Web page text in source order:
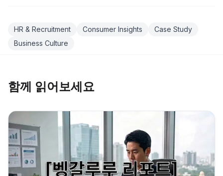
HR & Recruitment Consumer Insights
Case Study
Business Culture
함께 읽어보세요